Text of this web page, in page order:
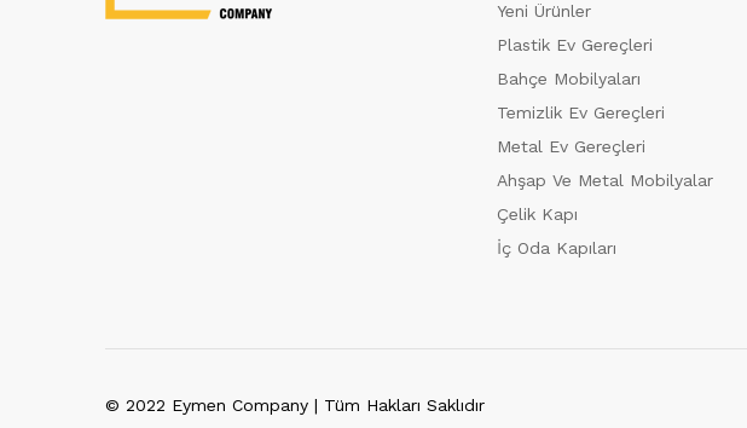
Yeni Ürünler
Plastik Ev Gereçleri
Bahçe Mobilyaları
Temizlik Ev Gereçleri
Metal Ev Gereçleri
Ahşap Ve Metal Mobilyalar
Çelik Kapı
İç Oda Kapıları
© 2022 Eymen Company | Tüm Hakları Saklıdır